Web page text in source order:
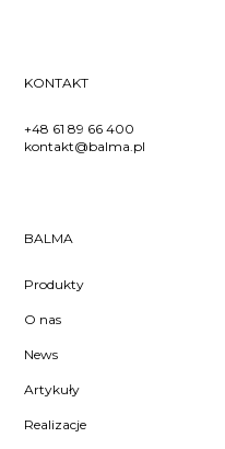
KONTAKT
+48 61 89 66 400
kontakt@balma.pl
BALMA
Produkty
O nas
News
Artykuły
Realizacje